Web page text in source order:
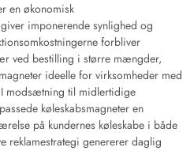
en økonomisk
imponerende synlighed og
forbliver
ved bestilling i større mængder,
ideelle for virksomheder med
modsætning til midlertidige
køleskabsmagneter en
på kundernes køleskabe i både
reklamestrategi genererer daglig